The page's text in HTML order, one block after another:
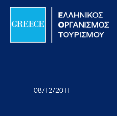
Σημείωση:
ιστότοπος
προσβασιμότητας.
Μετάβαση
περιεχόμενο
08/12/2011